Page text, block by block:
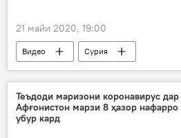
21 майи 2020, 19:00
Видео Сурия
Теъдоди маризони коронавирус дар
Афғонистон марзи 8 ҳазор нафарро
убур кард